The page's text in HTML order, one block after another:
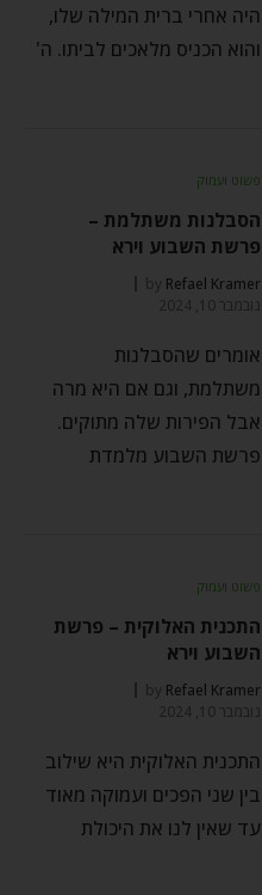
היה אחרי ברית המילה שלו,
והוא הכניס מלאכים לביתו. ה'
פשוט ועמוק
הסבלנות משתלמת –
פרשת השבוע וירא
by Refael Kramer
נובמבר 10, 2024
אומרים שהסבלנות
משתלמת, וגם אם היא מרה
אבל הפירות שלה מתוקים.
פרשת השבוע מלמדת
פשוט ועמוק
התכנית האלוקית – פרשת
השבוע וירא
by Refael Kramer
נובמבר 10, 2024
התכנית האלוקית היא שילוב
בין שני הפכים ועמוקה מאוד
עד שאין לנו את היכולת